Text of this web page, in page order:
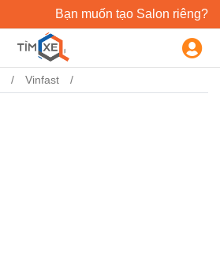
Bạn muốn tạo Salon riêng?
Vinfast